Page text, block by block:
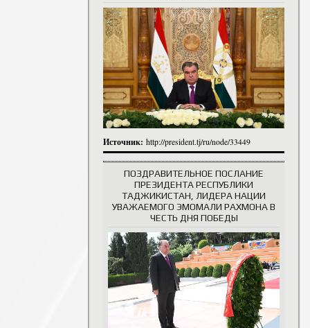
История руководителей
Источник: http://president.tj/ru/node/33449
ПОЗДРАВИТЕЛЬНОЕ ПОСЛАНИЕ
ПРЕЗИДЕНТА РЕСПУБЛИКИ
ТАДЖИКИСТАН, ЛИДЕРА НАЦИИ
УВАЖАЕМОГО ЭМОМАЛИ РАХМОНА В
ЧЕСТЬ ДНЯ ПОБЕДЫ